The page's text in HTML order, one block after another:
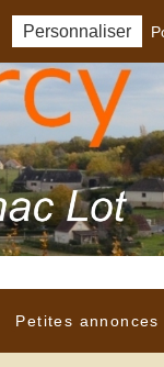
Petites annonces
Personnaliser